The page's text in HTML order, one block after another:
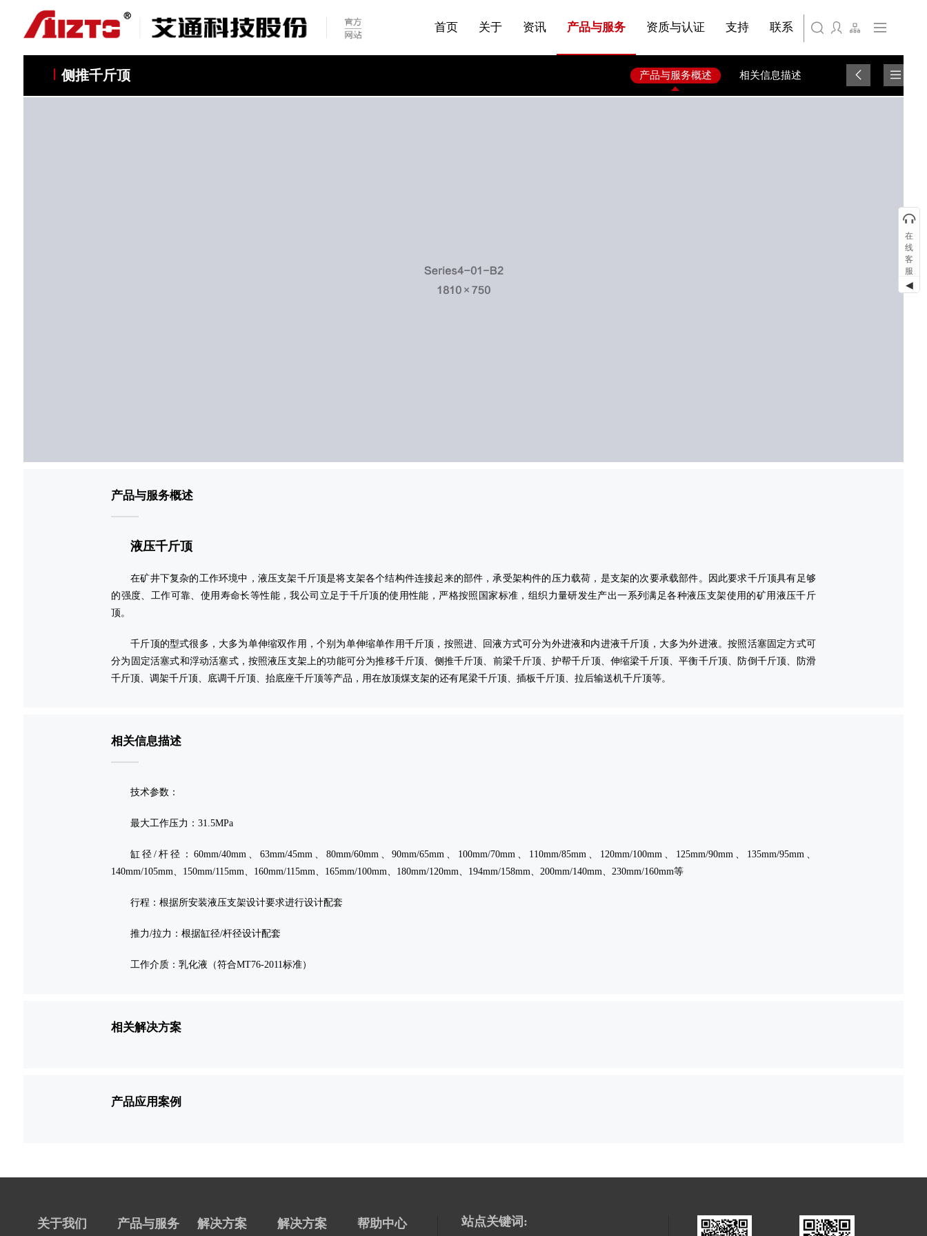
首页 关于
资讯
产品与服务
连接头
资质与认证
支持
联系
侧推千斤顶 产品与服务概述 相关信息描述
产品与服务概述
液压千斤顶
在矿井下复杂的工作环境中，液压支架千斤顶是将支架各个结构件连接起来的部件，承受架构件的压力载荷，是支架的次要承载部件。因此要求千斤顶具有足够
的强度、工作可靠、使用寿命长等性能，我公司立足于千斤顶的使用性能，严格按照国家标准，组织力量研发生产出一系列满足各种液压支架使用的矿用液压千斤
顶。
千斤顶的型式很多，大多为单伸缩双作用，个别为单伸缩单作用千斤顶，按照进、回液方式可分为外进液和内进液千斤顶，大多为外进液。按照活塞固定方式可
分为固定活塞式和浮动活塞式，按照液压支架上的功能可分为推移千斤顶、侧推千斤顶、前梁千斤顶、护帮千斤顶、伸缩梁千斤顶、平衡千斤顶、防倒千斤顶、防滑
千斤顶、调架千斤顶、底调千斤顶、抬底座千斤顶等产品，用在放顶煤支架的还有尾梁千斤顶、插板千斤顶、拉后输送机千斤顶等。
相关信息描述
技术参数：
最大工作压力：31.5MPa
缸径/杆径：60mm/40mm、63mm/45mm、80mm/60mm、90mm/65mm、100mm/70mm、110mm/85mm、120mm/100mm、125mm/90mm、135mm/95mm、
140mm/105mm、150mm/115mm、160mm/115mm、165mm/100mm、180mm/120mm、194mm/158mm、200mm/140mm、230mm/160mm等
行程：根据所安装液压支架设计要求进行设计配套
推力/拉力：根据缸径/杆径设计配套
工作介质：乳化液（符合MT76-2011标准）
相关解决方案
产品应用案例
关于我们 产品与服务 解决方案 解决方案 帮助中心 站点关键词:
在
线
客
服
◀